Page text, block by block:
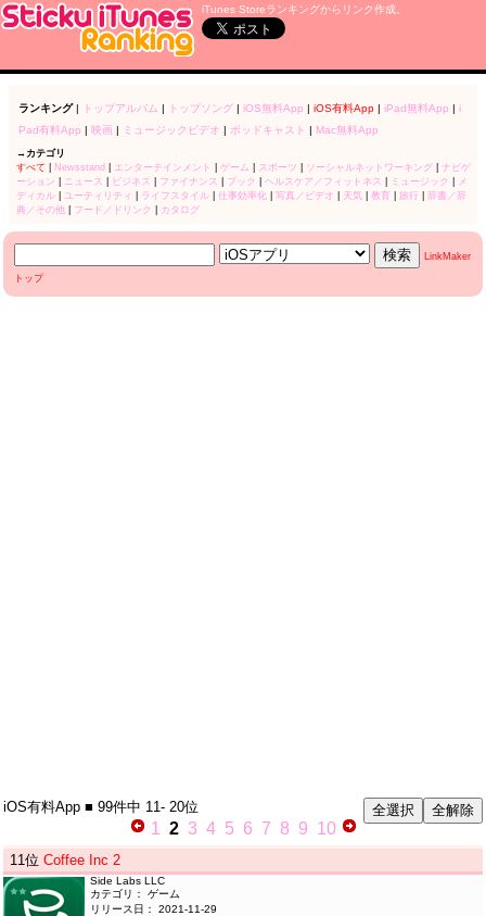
iTunes Storeランキングからリンク作成。
ランキング| トップアルバム | トップソング| iOS無料App | iOS有料App| iPad無料App | i
Pad有料App | 映画| ミュージックビデオ | ポッドキャスト | Mac無料App
→カテゴリ
すべて
Newsstand エンターテインメント ゲーム スポーツ ソーシャルネットワーキング| ナビゲ
ーション
ニュース ビジネス ファイナンス ブック ヘルスケア／フィットネス ミュージック
メ
ディカル| ユーティリティ ライフスタイル| 仕事効率化 写真／ビデオ 天気| 教育| 旅行| 辞書／辞
典／その他
フード／ドリンク カタログ
LinkMaker
トップ
iOS有料App ■ 99件中 11- 20位
1 2 3 4 5 6 7 8 9 10
11位Coffee Inc 2
Side Labs LLC
カテゴリ： ゲーム
リリース日： 2021-11-29